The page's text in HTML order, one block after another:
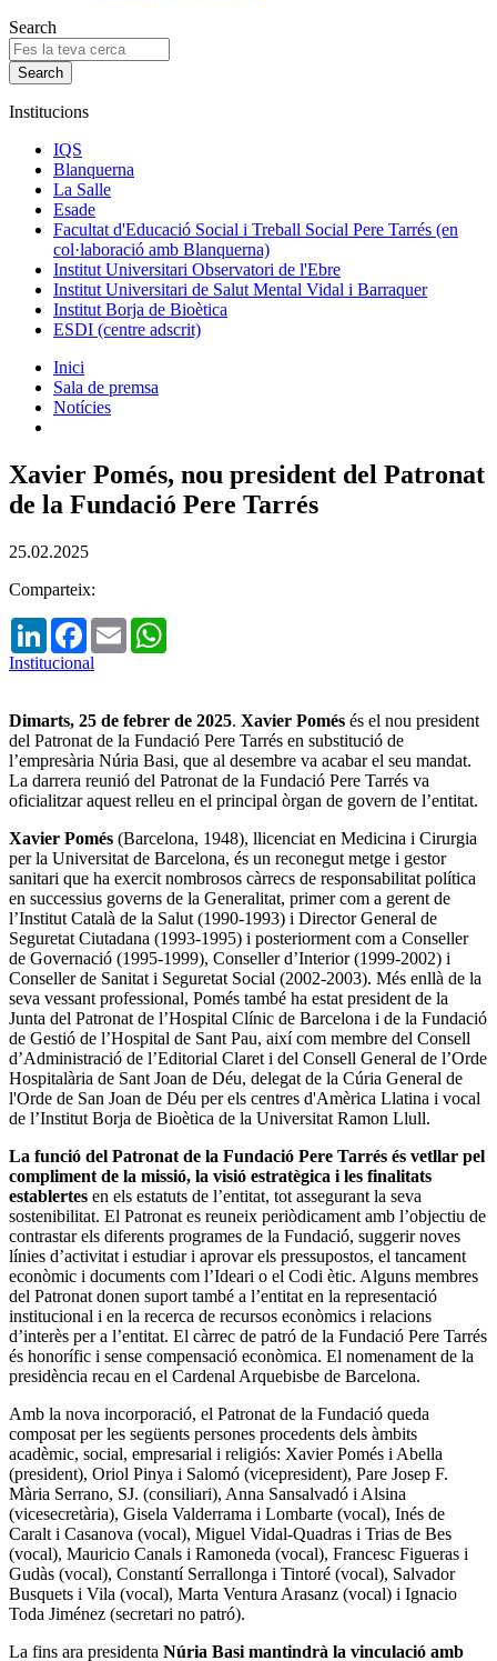
Search
Institucions
IQS
Blanquerna
La Salle
Esade
Facultat d'Educació Social i Treball Social Pere Tarrés (en
col·laboració amb Blanquerna)
Institut Universitari Observatori de l'Ebre
Institut Universitari de Salut Mental Vidal i Barraquer
Institut Borja de Bioètica
ESDI (centre adscrit)
Inici
Sala de premsa
Notícies
Xavier Pomés, nou president del Patronat
de la Fundació Pere Tarrés
25.02.2025
Comparteix:
LinkedInFacebook
Email
Institucional
Dimarts, 25 de febrer de 2025. Xavier Pomés és el nou president
del Patronat de la Fundació Pere Tarrés en substitució de
l’empresària Núria Basi, que al desembre va acabar el seu mandat.
La darrera reunió del Patronat de la Fundació Pere Tarrés va
oficialitzar aquest relleu en el principal òrgan de govern de l’entitat.
Xavier Pomés (Barcelona, 1948), llicenciat en Medicina i Cirurgia
per la Universitat de Barcelona, és un reconegut metge i gestor
sanitari que ha exercit nombrosos càrrecs de responsabilitat política
en successius governs de la Generalitat, primer com a gerent de
l’Institut Català de la Salut (1990-1993) i Director General de
Seguretat Ciutadana (1993-1995) i posteriorment com a Conseller
de Governació (1995-1999), Conseller d’Interior (1999-2002) i
Conseller de Sanitat i Seguretat Social (2002-2003). Més enllà de la
seva vessant professional, Pomés també ha estat president de la
Junta del Patronat de l’Hospital Clínic de Barcelona i de la Fundació
de Gestió de l’Hospital de Sant Pau, així com membre del Consell
d’Administració de l’Editorial Claret i del Consell General de l’Orde
Hospitalària de Sant Joan de Déu, delegat de la Cúria General de
l'Orde de San Joan de Déu per els centres d'Amèrica Llatina i vocal
de l’Institut Borja de Bioètica de la Universitat Ramon Llull.
La funció del Patronat de la Fundació Pere Tarrés és vetllar pel
compliment de la missió, la visió estratègica i les finalitats
establertes en els estatuts de l’entitat, tot assegurant la seva
sostenibilitat. El Patronat es reuneix periòdicament amb l’objectiu de
contrastar els diferents programes de la Fundació, suggerir noves
línies d’activitat i estudiar i aprovar els pressupostos, el tancament
econòmic i documents com l’Ideari o el Codi ètic. Alguns membres
del Patronat donen suport també a l’entitat en la representació
institucional i en la recerca de recursos econòmics i relacions
d’interès per a l’entitat. El càrrec de patró de la Fundació Pere Tarrés
és honorífic i sense compensació econòmica. El nomenament de la
presidència recau en el Cardenal Arquebisbe de Barcelona.
Amb la nova incorporació, el Patronat de la Fundació queda
composat per les següents persones procedents dels àmbits
acadèmic, social, empresarial i religiós: Xavier Pomés i Abella
(president), Oriol Pinya i Salomó (vicepresident), Pare Josep F.
Mària Serrano, SJ. (consiliari), Anna Sansalvadó i Alsina
(vicesecretària), Gisela Valderrama i Lombarte (vocal), Inés de
Caralt i Casanova (vocal), Miguel Vidal-Quadras i Trias de Bes
(vocal), Mauricio Canals i Ramoneda (vocal), Francesc Figueras i
Gudàs (vocal), Constantí Serrallonga i Tintoré (vocal), Salvador
Busquets i Vila (vocal), Marta Ventura Arasanz (vocal) i Ignacio
Toda Jiménez (secretari no patró).
La fins ara presidenta Núria Basi mantindrà la vinculació amb